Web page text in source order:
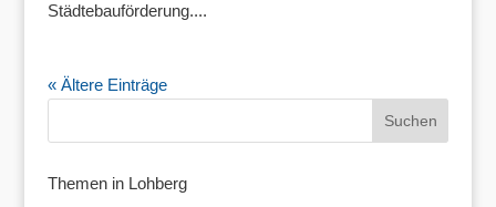
Städtebauförderung....
« Ältere Einträge
Themen in Lohberg